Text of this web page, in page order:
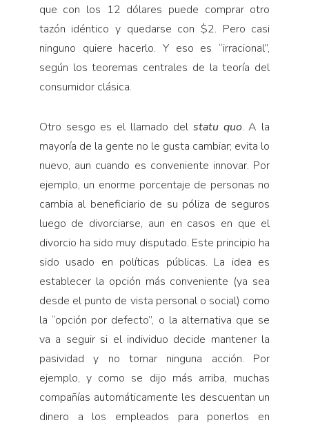
que con los 12 dólares puede comprar otro
tazón idéntico y quedarse con $2. Pero casi
ninguno quiere hacerlo. Y eso es “irracional”,
según los teoremas centrales de la teoría del
consumidor clásica.
Otro sesgo es el llamado del statu quo. A la
mayoría de la gente no le gusta cambiar; evita lo
nuevo, aun cuando es conveniente innovar. Por
ejemplo, un enorme porcentaje de personas no
cambia al beneficiario de su póliza de seguros
luego de divorciarse, aun en casos en que el
divorcio ha sido muy disputado. Este principio ha
sido usado en políticas públicas. La idea es
establecer la opción más conveniente (ya sea
desde el punto de vista personal o social) como
la “opción por defecto”, o la alternativa que se
va a seguir si el individuo decide mantener la
pasividad y no tomar ninguna acción. Por
ejemplo, y como se dijo más arriba, muchas
compañías automáticamente les descuentan un
dinero a los empleados para ponerlos en